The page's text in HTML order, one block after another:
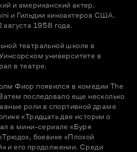
и американский актер.
и Гильдии киноактеров США.
1958 года.
театральной школе в
университете в
в театре.
Фиор появился в комедии The
последовало еще несколько
роли в спортивной драме
«Тридцать две истории о
в мини-сериале «Буря
боевике «Плохой
и его продолжении. Среди